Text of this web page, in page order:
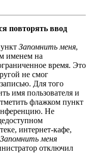
повторять ввод
Запомнить меня,
именем на
время. Это
не смог
Для того
имя пользователя и
флажком пункт
Не
интернет-кафе,
Запомнить меня
отключил